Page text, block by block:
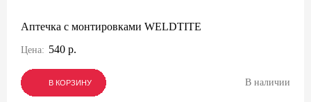
Аптечка с монтировками WELDTITE
Цена: 540 р.
В КОРЗИНУ
В КОРЗИНУ
В КОРЗИНУ В наличии